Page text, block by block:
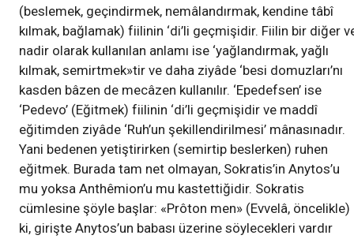
(beslemek, geçindirmek, nemâlandırmak, kendine tâbî
kılmak, bağlamak) fiilinin ‘di’li geçmişidir. Fiilin bir diğer
nadir olarak kullanılan anlamı ise ‘yağlandırmak, yağlı
kılmak, semirtmek»tir ve daha ziyâde ‘besi domuzları’nı
kasden bâzen de mecâzen kullanılır. ‘Epedefsen’ ise
‘Pedevo’ (Eğitmek) fiilinin ‘di’li geçmişidir ve maddî
eğitimden ziyâde ‘Ruh’un şekillendirilmesi’ mânasınadır.
Yani bedenen yetiştirirken (semirtip beslerken) ruhen
eğitmek. Burada tam net olmayan, Sokratis’in Anytos’u
mu yoksa Anthêmion’u mu kastettiğidir. Sokratis
cümlesine şöyle başlar: «Prôton men» (Evvelâ, öncelikle)
ki, girişte Anytos’un babası üzerine söylecekleri vardır